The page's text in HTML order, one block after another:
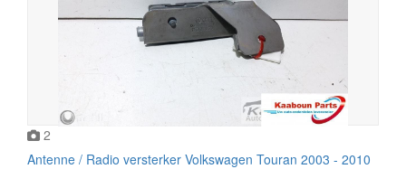
2
Antenne / Radio versterker Volkswagen Touran 2003 - 2010